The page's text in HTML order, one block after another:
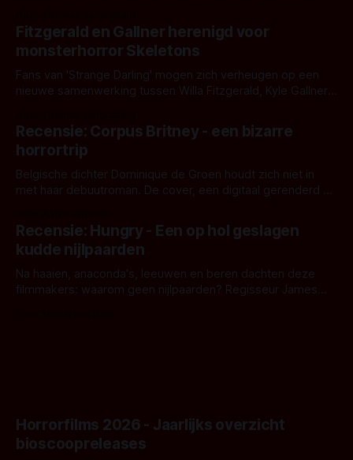
kille stijl vol folklore en mythe. Het topic deze keer is (kon
het het al raden?)... de weerwolf. Kijk je mee?
Fitzgerald en Gallner herenigd voor
monsterhorror Skeletons
Fans van 'Strange Darling' mogen zich verheugen op een
nieuwe samenwerking tussen Willa Fitzgerald, Kyle Gallner
'Skeletons', een nieuwe creature feature waarvoor de
opnames zijn gestart in Australië.
Recensie: Corpus Britney - een bizarre
horrortrip
Belgische dichter Dominique de Groen houdt zich niet in
met haar debuutroman. De cover, een digitaal gerenderd en
achtergrond, belooft iets kleurrijks maar onheilspellends,
iets ongrijpbaars. En dat maakt De Groen met ieder woord
waar.
Recensie: Hungry - Een op hol geslagen
kudde nijlpaarden
Na haaien, anaconda's, leeuwen en beren dachten deze
filmmakers: waarom geen nijlpaarden? Regisseur James
Horrorfilms 2026 - Jaarlijks overzicht
bioscoopreleases